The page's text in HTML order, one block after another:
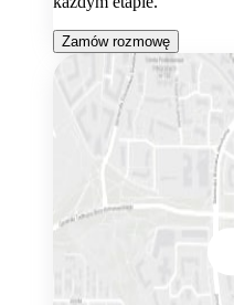
Zamów rozmowę